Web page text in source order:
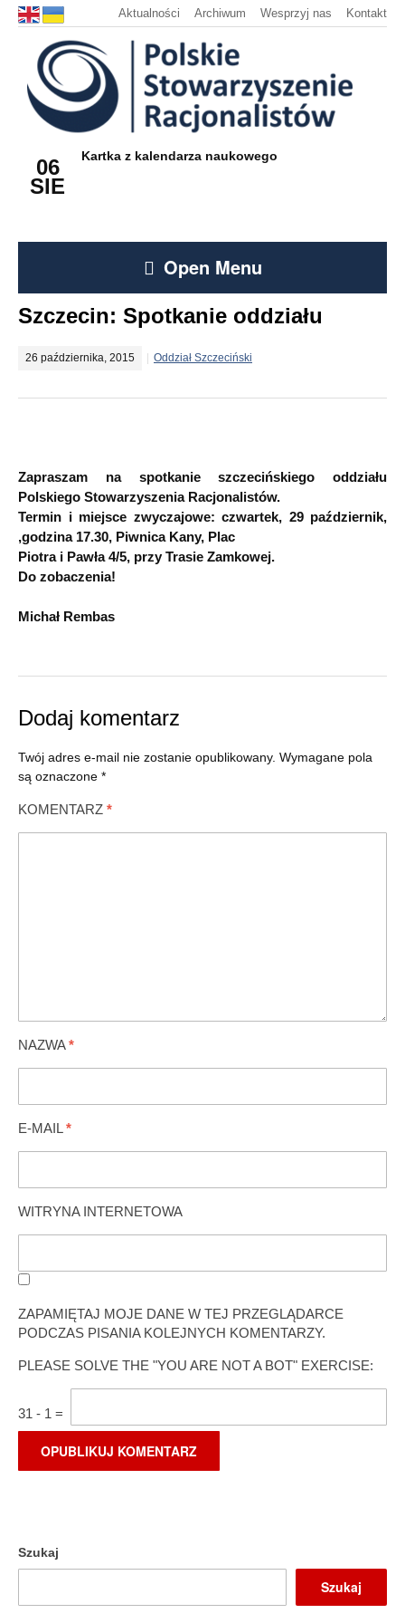
Aktualności Archiwum Wesprzyj nas Kontakt
06
SIE
Kartka z kalendarza naukowego
Open Menu
Szczecin: Spotkanie oddziału
26 października, 2015 Oddział Szczeciński
Zapraszam na spotkanie szczecińskiego oddziału
Polskiego Stowarzyszenia Racjonalistów.
Termin i miejsce zwyczajowe: czwartek, 29 październik,
,godzina 17.30, Piwnica Kany, Plac
Piotra i Pawła 4/5, przy Trasie Zamkowej.
Do zobaczenia!
Michał Rembas
Dodaj komentarz
Twój adres e-mail nie zostanie opublikowany. Wymagane pola
są oznaczone *
KOMENTARZ *
NAZWA*
E-MAIL *
WITRYNA INTERNETOWA
ZAPAMIĘTAJ MOJE DANE W TEJ PRZEGLĄDARCE
PODCZAS PISANIA KOLEJNYCH KOMENTARZY.
PLEASE SOLVE THE "YOU ARE NOT A BOT" EXERCISE:
31 - 1 =
Szukaj
Szukaj